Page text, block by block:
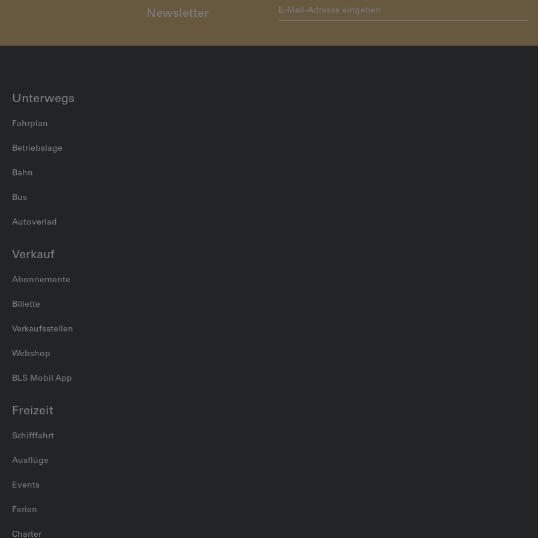
Newsletter
Unterwegs
Fahrplan
Betriebslage
Bahn
Bus
Autoverlad
Verkauf
Abonnemente
Billette
Verkaufsstellen
Webshop
BLS Mobil App
Freizeit
Schifffahrt
Ausflüge
Events
Ferien
Charter